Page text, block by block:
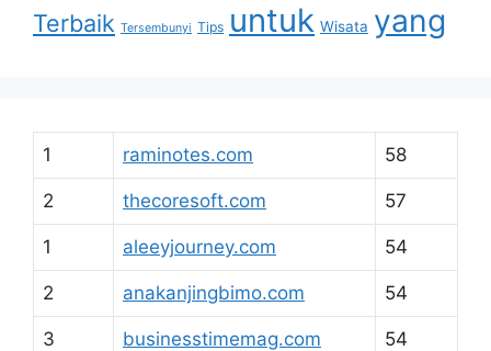
Terbaik Tersembunyi Tips untuk Wisata yang
1 raminotes.com 58
2 thecoresoft.com 57
1 aleeyjourney.com 54
2 anakanjingbimo.com 54
3 businesstimemag.com 54